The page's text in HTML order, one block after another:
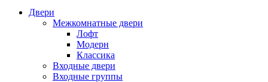
Двери
Межкомнатные двери
Лофт
Модерн
Классика
Входные двери
Входные группы